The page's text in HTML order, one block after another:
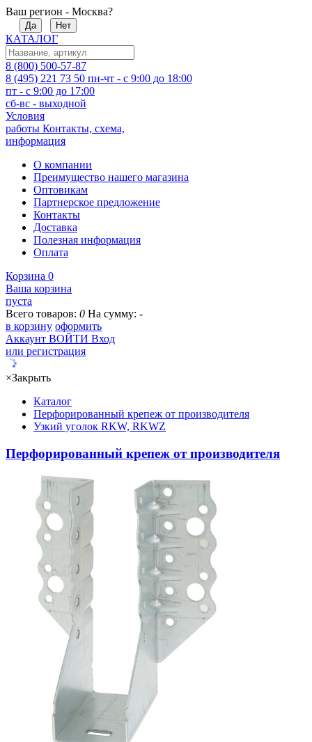
Ваш регион - Москва?
Да Нет
КАТАЛОГ
8 (800) 500-57-87
8 (495) 221 73 50 пн-чт - с 9:00 до 18:00
пт - с 9:00 до 17:00
сб-вс - выходной
Условия
работы Контакты, схема,
информация
О компании
Преимущество нашего магазина
Оптовикам
Партнерское предложение
Контакты
Доставка
Полезная информация
Оплата
Корзина 0
Ваша корзина
пуста
Всего товаров: 0 На сумму: -
в корзину оформить
Аккаунт ВОЙТИ Вход
или регистрация
×Закрыть
Каталог
Перфорированный крепеж от производителя
Узкий уголок RKW, RKWZ
Перфорированный крепеж от производителя